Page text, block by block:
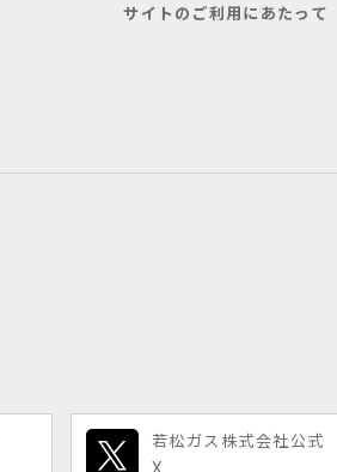
サイトのご利用にあたって
若松ガス株式会社公式
X